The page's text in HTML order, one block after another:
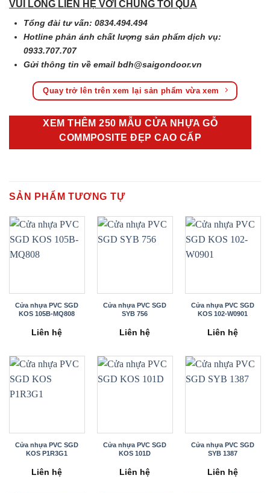
VUI LÒNG LIÊN HỆ VỚI CHÚNG TÔI QUA
Tổng đài tư vấn: 0834.494.494
Hotline phản ánh chất lượng sản phẩm dịch vụ:
0933.707.707
Gửi thông tin về emailbdh@saigondoor.vn
Quay trở lên trên xem lại sản phẩm vừa xem
XEM THÊM 250 MẪU CỬA NHỰA GỖ
COMMPOSITE ĐẸP CAO CẤP
SẢN PHẨM TƯƠNG TỰ
Cửa nhựa PVC SGD
KOS 105B-MQ808
Liên hệ
Cửa nhựa PVC SGD
SYB 756
Liên hệ
Cửa nhựa PVC SGD
KOS 102-W0901
Liên hệ
Cửa nhựa PVC SGD
KOS P1R3G1
Liên hệ
Cửa nhựa PVC SGD
KOS 101D
Liên hệ
Cửa nhựa PVC SGD
SYB 1387
Liên hệ